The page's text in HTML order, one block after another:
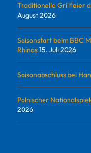
Traditionelle Grillfeier
August 2026
Saisonstart beim BBC
Rhinos15. Juli 2026
Saisonabschluss bei
Polnischer
2026